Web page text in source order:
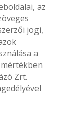
az
jogi,
a
Zrt.